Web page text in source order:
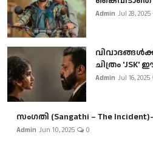
Admin Jul 28, 2025
ചിത്രം 'JSK'
Admin Jul 16, 2025
സംഗതി (Sangathi – The
Admin Jun 10, 2025 0